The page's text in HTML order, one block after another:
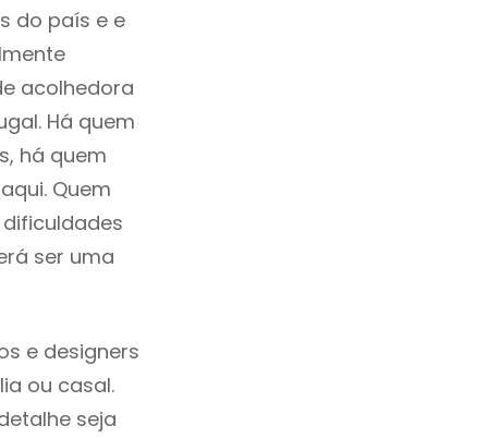
do país e e
acolhedora
Há quem
há quem
Quem
ser uma
e designers
ou casal.
seja